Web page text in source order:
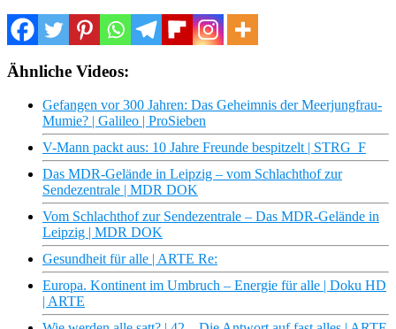
Ähnliche Videos:
Gefangen vor 300 Jahren: Das Geheimnis der Meerjungfrau-
Mumie? | Galileo | ProSieben
V-Mann packt aus: 10 Jahre Freunde bespitzelt | STRG_F
Das MDR-Gelände in Leipzig – vom Schlachthof zur
Sendezentrale | MDR DOK
Vom Schlachthof zur Sendezentrale – Das MDR-Gelände in
Leipzig | MDR DOK
Gesundheit für alle | ARTE Re:
Europa. Kontinent im Umbruch – Energie für alle | Doku HD
| ARTE